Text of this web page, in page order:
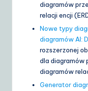
diagramów
relacji encji
Nowe typy
diagramów AI:
rozszerzonej
dla diagramów
diagramów
Generator